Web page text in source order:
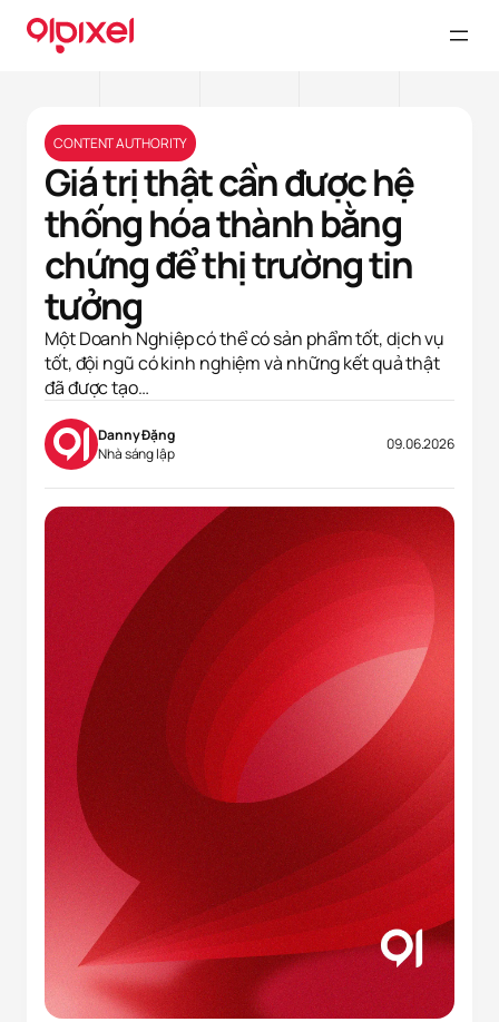
CONTENT AUTHORITY
Giá trị thật cần được hệ
thống hóa thành bằng
chứng để thị trường tin
tưởng
Một Doanh Nghiệp có thể có sản phẩm tốt, dịch vụ
tốt, đội ngũ có kinh nghiệm và những kết quả thật
đã được tạo…
Danny Đặng
Nhà sáng lập
09.06.2026